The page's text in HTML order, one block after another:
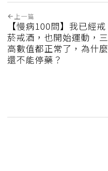
上一篇
【慢病100問】我已經戒
菸戒酒，也開始運動，三
高數值都正常了，為什麼
還不能停藥？